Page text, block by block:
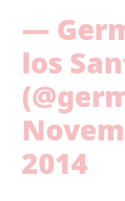
—
los
2014